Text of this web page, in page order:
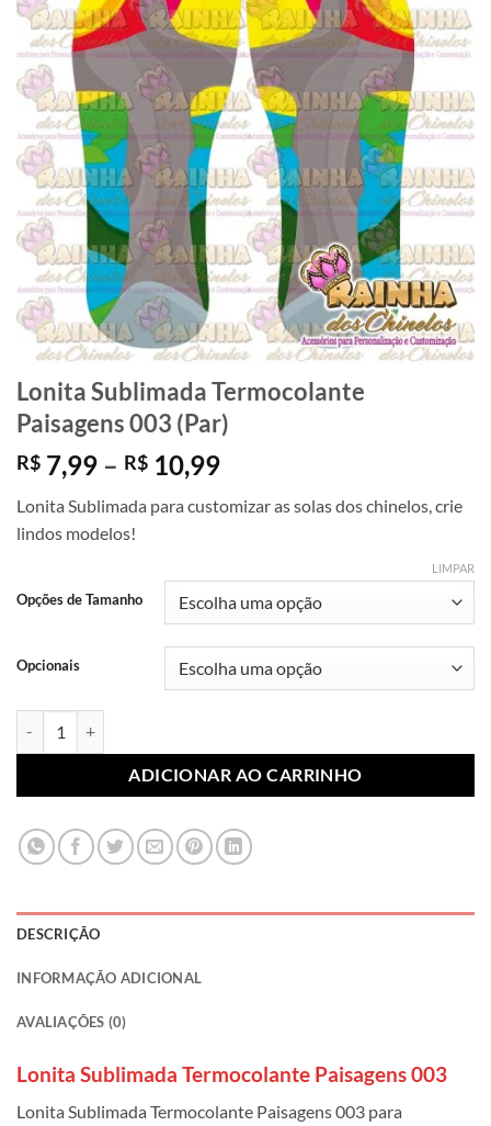
Lonita Sublimada Termocolante
Paisagens 003 (Par)
R$ 7,99 – R$ 10,99Faixa
preço:
R$ 10,99
Lonita Sublimada para customizar as solas dos chinelos, crie
lindos modelos!
Opções de Tamanho
Opcionais
LIMPAR
ADICIONAR AO CARRINHO
DESCRIÇÃO
INFORMAÇÃO ADICIONAL
AVALIAÇÕES (0)
Lonita Sublimada Termocolante Paisagens 003
Lonita Sublimada Termocolante Paisagens 003 para